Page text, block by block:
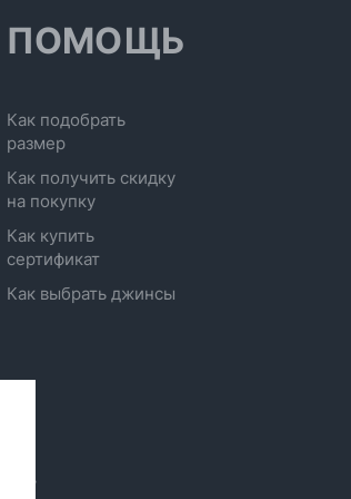
ПОМОЩЬ
Как подобрать
размер
Как получить скидку
на покупку
Как купить
сертификат
Как выбрать джинсы